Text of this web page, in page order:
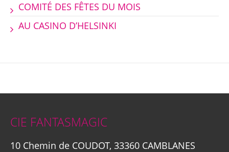
COMITÉ DES FÊTES DU MOIS
AU CASINO D’HELSINKI
CIE FANTASMAGIC
10 Chemin de COUDOT, 33360 CAMBLANES